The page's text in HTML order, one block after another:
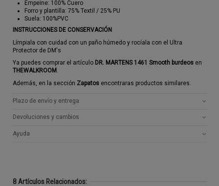
Empeine: 100% Cuero
Forro y plantilla: 75% Textil / 25% PU
Suela: 100%PVC
INSTRUCCIONES DE CONSERVACIÓN
Límpiala con cuidad con un paño húmedo y rocíala con el Ultra
Protector de DM's
Ya puedes comprar el artículo DR. MARTENS 1461 Smooth burdeos en
THEWALKROOM .
Además, en la sección Zapatos encontraras productos similares.
Plazo de envío y entrega
Devoluciones y cambios
Ayuda
8 Artículos Relacionados: